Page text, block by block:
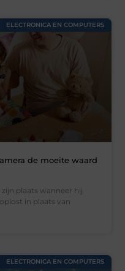
ELECTRONICA EN COMPUTERS
de moeite waard
plaats wanneer hij
in plaats van
ELECTRONICA EN COMPUTERS